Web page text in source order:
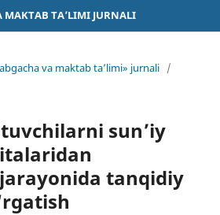
MAKTAB TA’LIMI JURNALI
va maktab ta’limi» jurnali /
sun’iy
tanqidiy